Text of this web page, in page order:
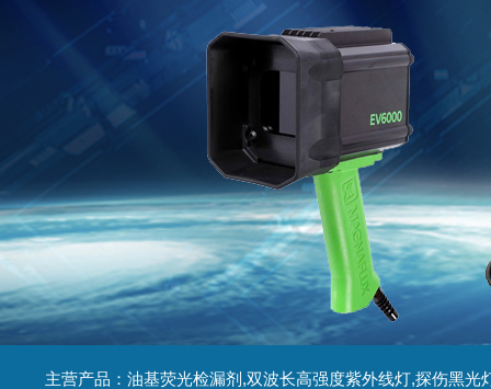
主营产品：油基荧光检漏剂,双波长高强度紫外线灯,探伤黑光